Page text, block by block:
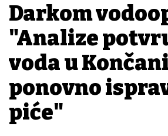
Darkom
"Analize
voda u
ponovno
piće"